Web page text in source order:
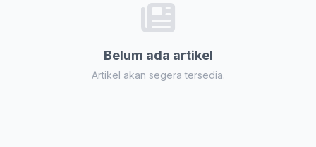
Belum ada artikel
Artikel akan segera tersedia.